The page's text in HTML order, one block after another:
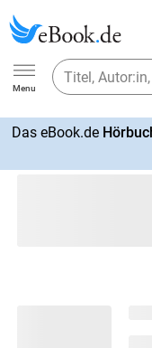
Ebook.de
Menu
Das eBook.de